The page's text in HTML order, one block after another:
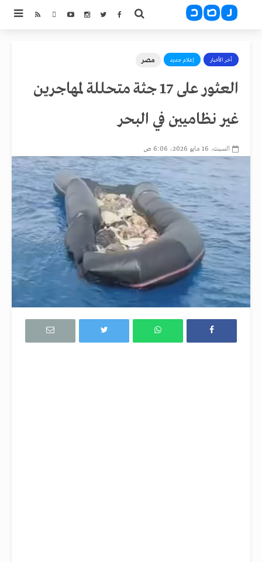
أخر الأخبار إعلام جديد مصر
العثور على 17 جثة متحللة لمهاجرين
غير نظاميين في البحر
السبت، 16 مايو 2026، 6:06 ص